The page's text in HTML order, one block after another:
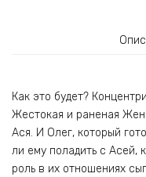
Как это будет?
Жестокая и раненая
Ася. И Олег, который
ли ему поладить с Асей,
роль в их отношениях